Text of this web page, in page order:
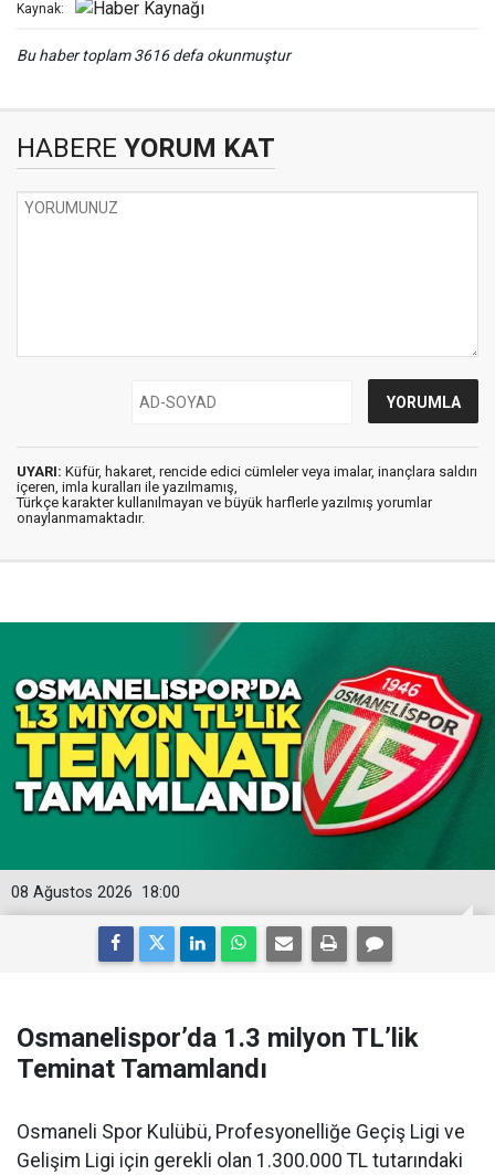
Kaynak:
Bu haber toplam 3616 defa okunmuştur
HABERE YORUM KAT
UYARI: Küfür, hakaret, rencide edici cümleler veya imalar, inançlara saldırı
içeren, imla kuralları ile yazılmamış,
Türkçe karakter kullanılmayan ve büyük harflerle yazılmış yorumlar
onaylanmamaktadır.
18:00
08 Ağustos 2026
Osmanelispor’da 1.3 milyon TL’lik
Teminat Tamamlandı
Osmaneli Spor Kulübü, Profesyonelliğe Geçiş Ligi ve
Gelişim Ligi için gerekli olan 1.300.000 TL tutarındaki